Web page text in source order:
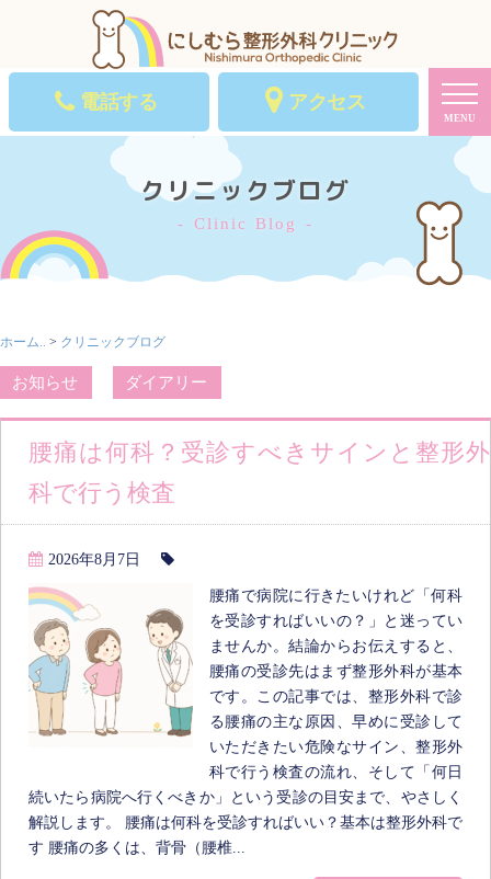
電話する アクセス
MENU
クリニックブログ
Clinic Blog
ホーム.. > クリニックブログ
お知らせ ダイアリー
腰痛は何科？受診すべきサインと整形外
科で行う検査
2026年8月7日
腰痛で病院に行きたいけれど「何科
を受診すればいいの？」と迷ってい
ませんか。結論からお伝えすると、
腰痛の受診先はまず整形外科が基本
です。この記事では、整形外科で診
る腰痛の主な原因、早めに受診して
いただきたい危険なサイン、整形外
科で行う検査の流れ、そして「何日
続いたら病院へ行くべきか」という受診の目安まで、やさしく
解説します。 腰痛は何科を受診すればいい？基本は整形外科で
す 腰痛の多くは、背骨（腰椎...